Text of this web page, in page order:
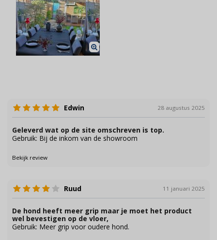
Edwin 28 augustus 2025
Geleverd wat op de site omschreven is top.
Gebruik: Bij de inkom van de showroom
Bekijk review
Ruud 11 januari 2025
De hond heeft meer grip maar je moet het product
wel bevestigen op de vloer,
Gebruik: Meer grip voor oudere hond.